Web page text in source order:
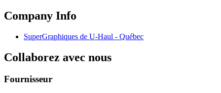
Company Info
SuperGraphiques de U-Haul - Québec
Collaborez avec nous
Fournisseur